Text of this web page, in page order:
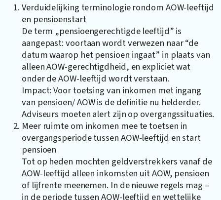
Verduidelijking terminologie rondom AOW-leeftijd
en pensioenstart
De term „pensioengerechtigde leeftijd” is
aangepast: voortaan wordt verwezen naar “de
datum waarop het pensioen ingaat” in plaats van
alleen AOW-gerechtigdheid, en expliciet wat
onder de AOW-leeftijd wordt verstaan.
Impact: Voor toetsing van inkomen met ingang
van pensioen/ AOW is de definitie nu helderder.
Adviseurs moeten alert zijn op overgangssituaties.
Meer ruimte om inkomen mee te toetsen in
overgangsperiode tussen AOW-leeftijd en start
pensioen
Tot op heden mochten geldverstrekkers vanaf de
AOW-leeftijd alleen inkomsten uit AOW, pensioen
of lijfrente meenemen. In de nieuwe regels mag –
in de periode tussen AOW-leeftijd en wettelijke